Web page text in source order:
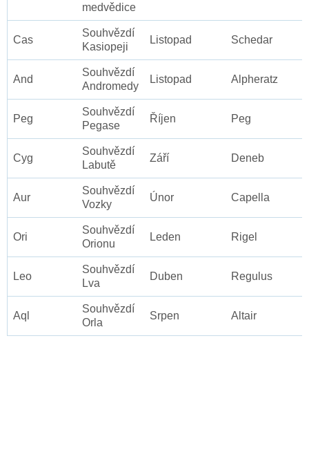
medvědice
Cas
Souhvězdí
Kasiopeji
Listopad Schedar
And
Souhvězdí
Andromedy
Listopad Alpheratz
Peg
Souhvězdí
Pegase
Říjen Peg
Cyg
Souhvězdí
Labutě
Září Deneb
Aur
Souhvězdí
Vozky
Únor Capella
Ori
Souhvězdí
Orionu
Leden Rigel
Leo
Souhvězdí
Lva
Duben Regulus
Aql
Souhvězdí
Orla
Srpen Altair